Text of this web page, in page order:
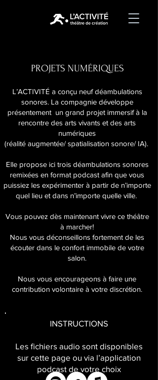
PROJETS NUMÉRIQUES
L’ACTIVITÉ a conçu neuf déambulations
sonores. La compagnie développe
présentement un grand projet immersif à la
rencontre des arts vivants et des arts
numériques
(réalité augmentée/ spatialisation sonore/ IA).
Elle propose ici trois déambulations sonores
remixées en format podcast afin que vous
puissiez les expérimenter à partir de n’importe
quel lieu et dans n’importe quelle ville.
Vous pouvez dès maintenant vivre ce théâtre
à marcher!
Nous vous déconseillons fortement de les
écouter dans le confort immobile de votre
salon.
Nous vous encourageons à faire une
contribution volontaire à votre discrétion.
INSTRUCTIONS
Les fichiers audio sont disponibles
sur cette page ou via l’application
podcast de votre choix